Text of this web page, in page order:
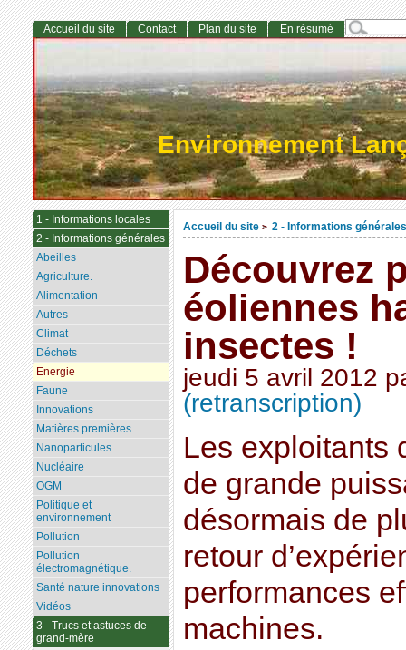
Environnement
Accueil du site > 2 - Informations générales
Découvrez
éoliennes
insectes !
jeudi 5 avril 2012
(retranscription)
Les exploitants
de grande
désormais de
retour
performances
machines.
Accueil du site Contact Plan du site En résumé
1 - Informations locales
2 - Informations générales
Abeilles
Agriculture.
Alimentation
Autres
Climat
Déchets
Energie
Faune
Innovations
Matières premières
Nanoparticules.
Nucléaire
OGM
Politique et
environnement
Pollution
Pollution
électromagnétique.
Santé nature innovations
Vidéos
3 - Trucs et astuces de
grand-mère